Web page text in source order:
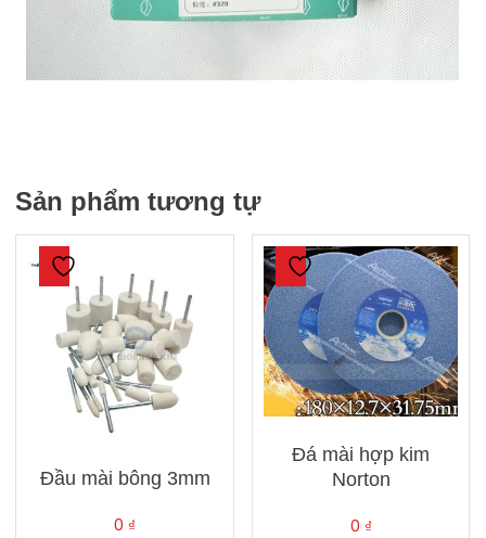
Sản phẩm tương tự
Đầu mài bông 3mm
0 ₫
Đá mài hợp kim
Norton
0 ₫